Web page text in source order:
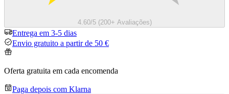
4.60/5 (200+ Avaliações)
Entrega em 3-5 dias
Envio gratuito a partir de 50 €
Oferta gratuita em cada encomenda
Paga depois com Klarna